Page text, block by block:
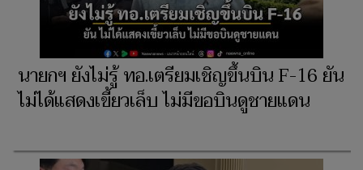
นายกฯ ยังไม่รู้ ทอ.เตรียมเชิญขึ้นบิน F-16 ยัน
ไม่ได้แสดงเขี้ยวเล็บ ไม่มีขอบินดูชายแดน